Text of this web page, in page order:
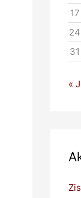
17
24
31
«